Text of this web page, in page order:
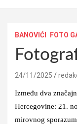
BANOVIĆI FOTO
24/11/2025
Između dva
Hercegovine: 21.
mirovnog